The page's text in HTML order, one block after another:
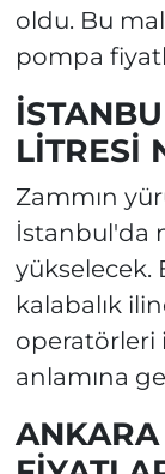
oldu. Bu
pompa
LİTRESİ
Zammın
İstanbul'da
yükselecek.
kalabalık
operatörleri
anlamına